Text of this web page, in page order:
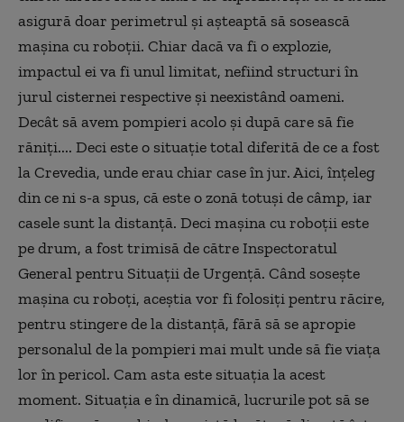
asigură doar perimetrul şi aşteaptă să sosească
maşina cu roboţii. Chiar dacă va fi o explozie,
impactul ei va fi unul limitat, nefiind structuri în
jurul cisternei respective şi neexistând oameni.
Decât să avem pompieri acolo şi după care să fie
răniţi.... Deci este o situaţie total diferită de ce a fost
la Crevedia, unde erau chiar case în jur. Aici, înţeleg
din ce ni s-a spus, că este o zonă totuşi de câmp, iar
casele sunt la distanţă. Deci maşina cu roboţii este
pe drum, a fost trimisă de către Inspectoratul
General pentru Situaţii de Urgenţă. Când soseşte
maşina cu roboţi, aceştia vor fi folosiţi pentru răcire,
pentru stingere de la distanţă, fără să se apropie
personalul de la pompieri mai mult unde să fie viaţa
lor în pericol. Cam asta este situaţia la acest
moment. Situaţia e în dinamică, lucrurile pot să se